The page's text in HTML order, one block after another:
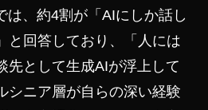
は、約4割が「AIにしか話し
と回答しており、「人には
先として生成AIが浮上して
シニア層が自らの深い経験